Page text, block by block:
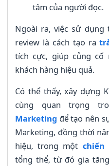
tâm của người đọc.
Ngoài ra, việc sử dụng
review là cách tạo ra
tích cực, giúp củng cố
khách hàng hiệu quả.
Có thể thấy, xây dựng
cùng quan trọng
Marketing để tạo nên
Marketing, đồng thời
hiệu, trong một chiến
tổng thể, từ đó gia